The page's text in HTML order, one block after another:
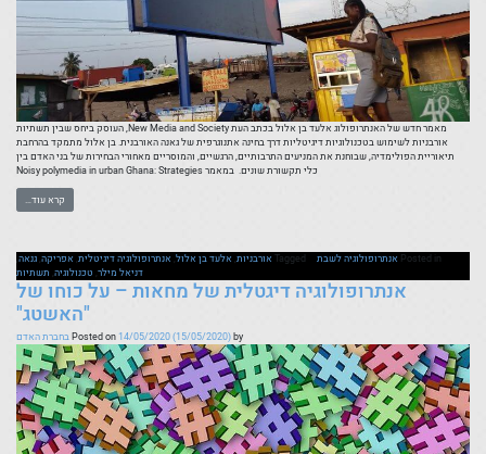
מאמר חדש של האנתרופולוג אלעד בן אלול בכתב העת New Media and Society, העוסק ביחס שבין תשתיות
אורבניות לשימוש בטכנולוגיות דיגיטליות דרך בחינה אתנוגרפית של גאנה האורבנית. בן אלול מתמקד בהרחבת
תיאוריית הפולימדיה, שבוחנת את המניעים התרבותיים, הרגשיים, והמוסריים מאחורי הבחירות של בני האדם בין
כלי תקשורת שונים. במאמר Noisy polymedia in urban Ghana: Strategies
קרא עוד…
Posted in אנתרופולוגיה לשבת Taggedאורבניות אלעד בן אלול אנתרופולוגיה דיגיטלית אפריקה גנאה
דניאל מילר טכנולוגיה תשתיות
אנתרופולוגיה דיגטלית של מחאות – על כוחו של
"האשטג"
Posted on14/05/2020(15/05/2020)by בחברת האדם